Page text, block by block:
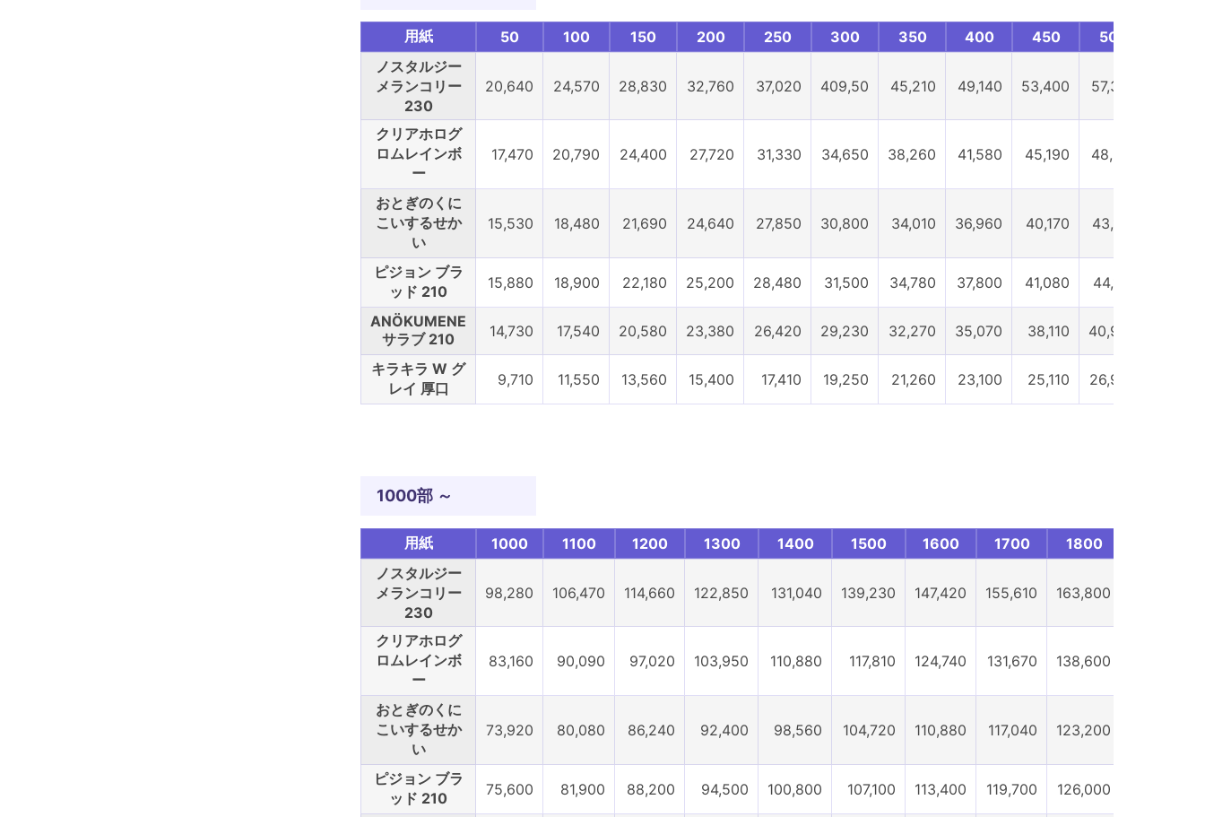
用紙 50 100 150 200 250 300 350 400 450 500
ノスタルジー
メランコリー
230
20,640 24,570 28,830 32,760 37,020 409,50 45,210 49,140 53,400 57,330
クリアホログ
ロムレインボ
ー
17,470 20,790 24,400 27,720 31,330 34,650 38,260 41,580 45,190 48,510
おとぎのくに
こいするせか
い
15,530 18,480 21,690 24,640 27,850 30,800 34,010 36,960 40,170 43,120
ピジョン ブラ
ッド 210
15,880 18,900 22,180 25,200 28,480 31,500 34,780 37,800 41,080 44,100
ANÖKUMENE
サラブ 210
14,730 17,540 20,580 23,380 26,420 29,230 32,270 35,070 38,110 40,920
キラキラ W グ
レイ 厚口
9,710 11,550 13,560 15,400 17,410 19,250 21,260 23,100 25,110 26,950
1000部 ～
用紙 1000 1100 1200 1300 1400 1500 1600 1700 1800
ノスタルジー
メランコリー
230
98,280 106,470 114,660 122,850 131,040 139,230 147,420 155,610 163,800
クリアホログ
ロムレインボ
ー
83,160 90,090 97,020 103,950 110,880 117,810 124,740 131,670 138,600
おとぎのくに
こいするせか
い
73,920 80,080 86,240 92,400 98,560 104,720 110,880 117,040 123,200
ピジョン ブラ
ッド 210
75,600 81,900 88,200 94,500 100,800 107,100 113,400 119,700 126,000